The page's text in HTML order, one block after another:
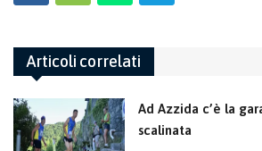
Articoli correlati
Ad Azzida c’è la
scalinata